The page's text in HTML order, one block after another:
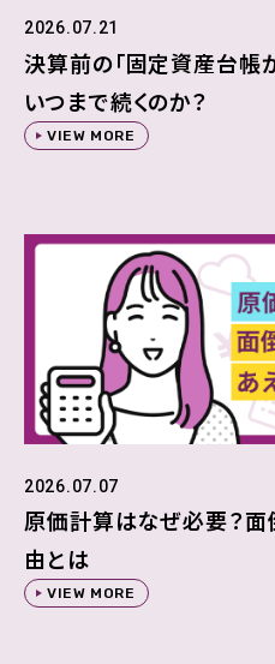
2026.07.21
決算前の「固定資産台帳
いつまで続くのか？
VIEW MORE
2026.07.07
原価計算はなぜ必要？
由とは
VIEW MORE